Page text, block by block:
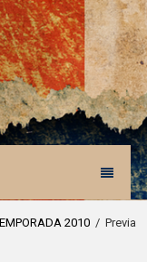
2010/ Previa